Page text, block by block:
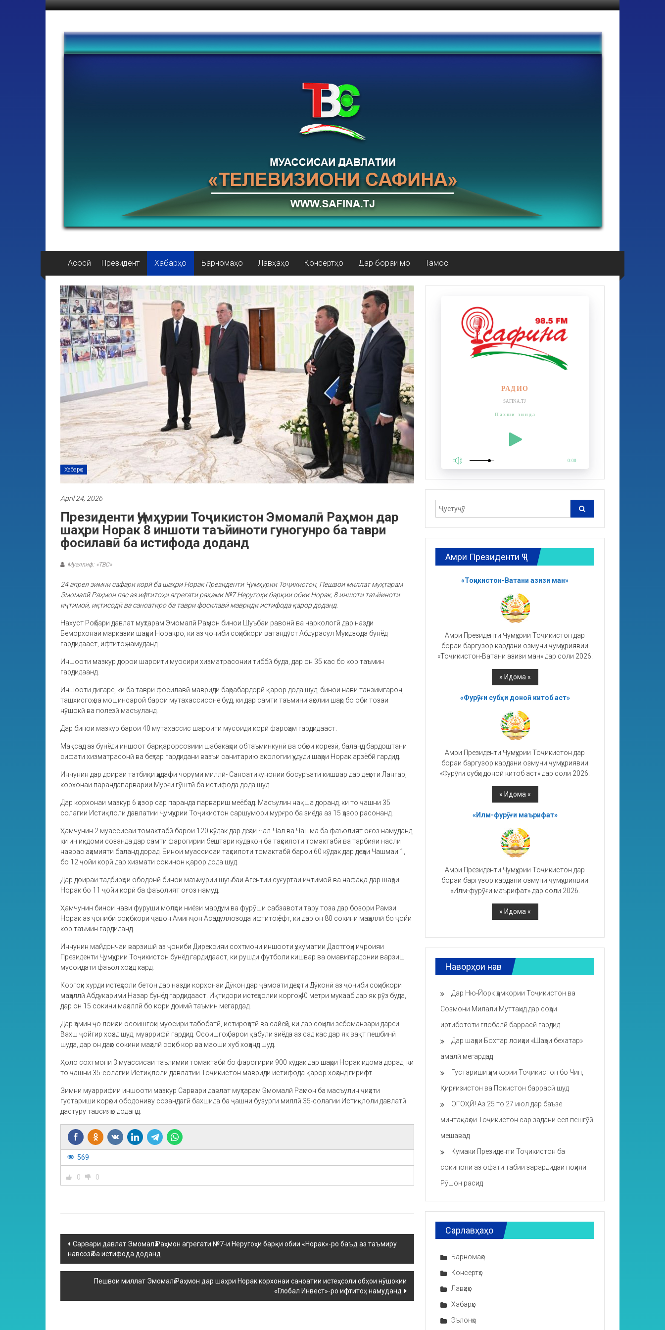
Асосӣ Президент Хабарҳо Барномаҳо Лавҳаҳо Консертҳо Дар бораи мо Тамос
Хабарҳо
April 24, 2026
Президенти Ҷумҳурии Тоҷикистон Эмомалӣ Раҳмон дар
шаҳри Норак 8 иншоти таъйиноти гуногунро ба таври
фосилавӣ ба истифода доданд
Муаллиф: «ТВС»
24 апрел зимни сафари корӣ ба шаҳри Норак Президенти Ҷумҳурии Тоҷикистон, Пешвои миллат муҳтарам
Эмомалӣ Раҳмон пас аз ифтитоҳи агрегати рақами №7 Неругоҳи барқии обии Норак, 8 иншоти таъйиноти
иҷтимоӣ, иқтисодӣ ва саноатиро ба таври фосилавӣ мавриди истифода қарор доданд.
Нахуст Роҳбари давлат муҳтарам Эмомалӣ Раҳмон бинои Шуъбаи равонӣ ва наркологӣ дар назди
Беморхонаи марказии шаҳри Норакро, ки аз ҷониби соҳибкори ватандӯст Абдурасул Муҳидзода бунёд
гардидааст, ифтитоҳ намуданд.
Иншооти мазкур дорои шароити муосири хизматрасонии тиббӣ буда, дар он 35 кас бо кор таъмин
гардидаанд.
Иншооти дигаре, ки ба таври фосилавӣ мавриди баҳрабардорӣ қарор дода шуд, бинои нави танзимгарон,
ташхисгоҳ ва мошинсарой барои мутахассисоне буд, ки дар самти таъмини аҳолии шаҳр бо оби тозаи
нӯшокӣ ва полезӣ масъуланд.
Дар бинои мазкур барои 40 мутахассис шароити мусоиди корӣ фароҳам гардидааст.
Мақсад аз бунёди иншоот барқарорсозиии шабакаҳои обтаъминкунӣ ва обҳои корезӣ, баланд бардоштани
сифати хизматрасонӣ ва беҳтар гардидани вазъи санитарию экологии ҳудуди шаҳри Норак арзёбӣ гардид.
Инчунин дар доираи татбиқи ҳадафи чоруми миллӣ- Саноатикунонии босуръати кишвар дар деҳоти Лангар,
корхонаи парандапарварии Мурғи гӯштӣ ба истифода дода шуд.
Дар корхонаи мазкур 6 ҳазор сар паранда парвариш меёбад. Масъулин нақша доранд, ки то ҷашни 35
солагии Истиқлоли давлатии Ҷумҳурии Тоҷикистон саршумори мурғро ба зиёда аз 15 ҳазор расонанд.
Ҳамчунин 2 муассисаи томактабӣ барои 120 кӯдак дар деҳаи Чал-Чал ва Чашма ба фаъолият оғоз намуданд,
ки ин иқдоми созанда дар самти фарогирии бештари кӯдакон ба таҳсилоти томактабӣ ва тарбияи насли
наврас аҳамияти баланд дорад. Бинои муассисаи таҳсилоти томактабӣ барои 60 кӯдак дар деҳаи Чашмаи 1,
бо 12 ҷойи корӣ дар хизмати сокинон қарор дода шуд.
Дар доираи тадбирҳои ободонӣ бинои маъмурии шуъбаи Агентии суғуртаи иҷтимоӣ ва нафақа дар шаҳри
Норак бо 11 ҷойи корӣ ба фаъолият оғоз намуд.
Ҳамчунин бинои нави фуруши молҳои ниёзи мардум ва фурӯши сабзавоти тару тоза дар бозори Рамзи
Норак аз ҷониби соҳибкори ҷавон Аминҷон Асадуллозода ифтитоҳ ёфт, ки дар он 80 сокини маҳаллӣ бо ҷойи
кор таъмин гардиданд.
Инчунин майдончаи варзишӣ аз ҷониби Дирексияи сохтмони иншооти ҳукуматии Дастгоҳи иҷроияи
Президенти Ҷумҳурии Тоҷикистон бунёд гардидааст, ки рушди футболи кишвар ва омавигардонии варзиш
мусоидати фаъол хоҳад кард.
Коргоҳи хурди истеҳсоли бетон дар назди корхонаи Дӯкон дар ҷамоати деҳоти Дӯконӣ аз ҷониби соҳибкори
маҳаллӣ Абдукарими Назар бунёд гардидааст. Иқтидори истеҳсолии коргоҳ 40 метри мукааб дар як рӯз буда,
дар он 15 сокини маҳаллӣ бо кори доимӣ таъмин мегардад.
Дар ҳамин ҷо лоиҳаи осоишгоҳи муосири табобатӣ, истироҳатӣ ва сайёҳӣ, ки дар соҳили зебоманзари дарёи
Вахш ҷойгир хоҳад шуд, муаррифӣ гардид. Осоишгоҳ барои қабули зиёда аз сад кас дар як вақт пешбинӣ
шуда, дар он даҳҳо сокини маҳалӣ соҳиб кор ва маоши хуб хоҳанд шуд.
Ҳоло сохтмони 3 муассисаи таълимии томактабӣ бо фарогирии 900 кӯдак дар шаҳри Норак идома дорад, ки
то ҷашни 35-солагии Истиқлоли давлатии Тоҷикистон мавриди истифода қарор хоҳанд гирифт.
Зимни муаррифии иншооти мазкур Сарвари давлат муҳтарам Эмомалӣ Раҳмон ба масъулин ҷиҳати
густариши корҳои ободониву созандагӣ бахшида ба ҷашни бузурги миллӣ 35-солагии Истиқлоли давлатӣ
дастуру тавсияҳо доданд.
569
0 0
Сарвари давлат Эмомалӣ Раҳмон агрегати №7-и Неругоҳи барқи обии «Норак»-ро баъд аз таъмиру
навсозӣ ба истифода доданд
Пешвои миллат Эмомалӣ Раҳмон дар шаҳри Норак корхонаи саноатии истеҳсоли обҳои нӯшокии
«Глобал Инвест»-ро ифтитоҳ намуданд
РАДИО
SAFINA.TJ
Пахши зинда
0:00
Амри Президенти ҶТ
«Тоҷикистон-Ватани азизи ман»
Амри Президенти Ҷумҳурии Тоҷикистон дар
бораи баргузор кардани озмуни ҷумҳуриявии
«Тоҷикистон-Ватани азизи ман» дар соли 2026.
«Фурӯғи субҳи доноӣ китоб аст»
Амри Президенти Ҷумҳурии Тоҷикистон дар
бораи баргузор кардани озмуни ҷумҳуриявии
«Фурӯғи субҳи доноӣ китоб аст» дар соли 2026.
«Илм-фурӯғи маърифат»
Амри Президенти Ҷумҳурии Тоҷикистон дар
бораи баргузор кардани озмуни ҷумҳуриявии
«Илм-фурӯғи маърифат» дар соли 2026.
Наворҳои нав
Дар Ню-Йорк ҳамкории Тоҷикистон ва
Созмони Милали Муттаҳид дар соҳаи
иртибототи глобалӣ баррасӣ гардид
Дар шаҳри Бохтар лоиҳаи «Шаҳри бехатар»
амалӣ мегардад
Густариши ҳамкории Тоҷикистон бо Чин,
Қирғизистон ва Покистон баррасӣ шуд
ОГОҲӢ! Аз 25 то 27 июл дар баъзе
минтақаҳои Тоҷикистон сар задани сел пешгӯӣ
мешавад
Кумаки Президенти Тоҷикистон ба
сокинони аз офати табиӣ зарардидаи ноҳияи
Рӯшон расид
Сарлавҳаҳо
Барномаҳо
Консертҳо
Лавҳаҳо
Хабарҳо
Эълонҳо